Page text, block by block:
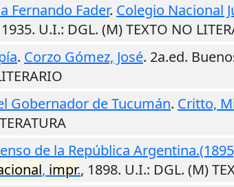
Fernando Fader. Colegio Nacional
1935. U.I.: DGL. (M) TEXTO NO
. Corzo Gómez, José. 2a.ed.
Gobernador de Tucumán. Critto,
de la República
, impr., 1898. U.I.: DGL. (M)